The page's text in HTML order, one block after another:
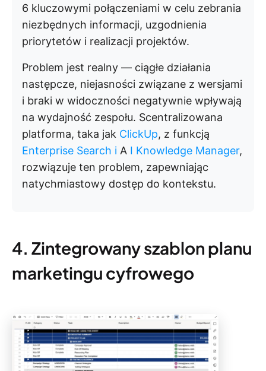
6 kluczowymi połączeniami w celu zebrania
niezbędnych informacji, uzgodnienia
priorytetów i realizacji projektów.
Problem jest realny — ciągłe działania
następcze, niejasności związane z wersjami
i braki w widoczności negatywnie wpływają
na wydajność zespołu. Scentralizowana
platforma, taka jak ClickUp, z funkcją
Enterprise Search i A I Knowledge Manager,
rozwiązuje ten problem, zapewniając
natychmiastowy dostęp do kontekstu.
4. Zintegrowany szablon planu
marketingu cyfrowego